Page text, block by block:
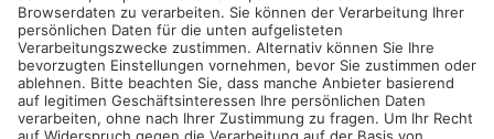
KREIS OFFENBACH.Mit Volldampf soll jetzt der Glasfaser-
Ausbau im Kreis Offenbach voran getrieben werden. Landrat
Qulling betonte in seiner Neujahrsansprache, dass zunächst
die Schulen dran wären. Derzeit werden im Kreis 360 Kilometer
Glasfaser verbuddelt, um 72 Schulen mit schnellem Internet zu
versorgen.